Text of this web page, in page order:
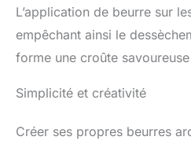
L’application de beurre sur
empêchant ainsi le
forme une croûte
Simplicité et créativité
Créer ses propres beurres